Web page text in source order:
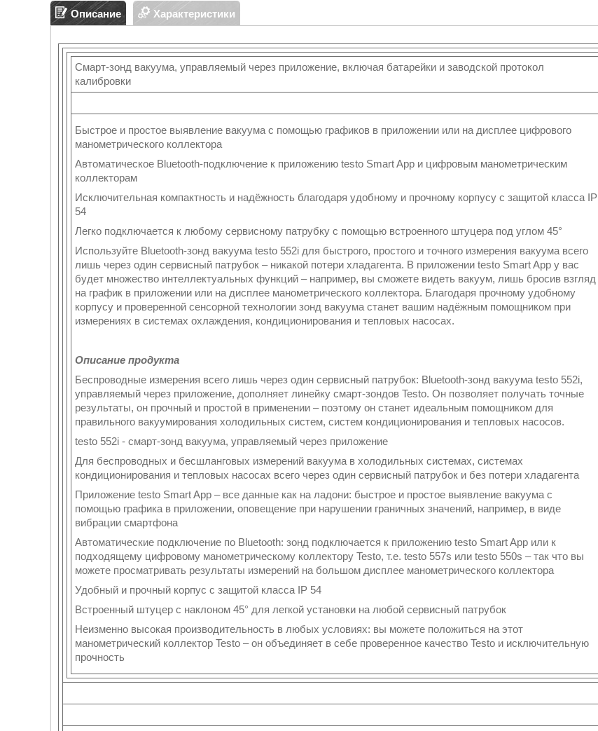
Описание Характеристики
Смарт-зонд вакуума, управляемый через приложение, включая батарейки и заводской протокол
калибровки
Быстрое и простое выявление вакуума с помощью графиков в приложении или на дисплее цифрового
манометрического коллектора
Автоматическое Bluetooth-подключение к приложению testo Smart App и цифровым манометрическим
коллекторам
Исключительная компактность и надёжность благодаря удобному и прочному корпусу с защитой класса IP
54
Легко подключается к любому сервисному патрубку с помощью встроенного штуцера под углом 45°
Используйте Bluetooth-зонд вакуума testo 552i для быстрого, простого и точного измерения вакуума всего
лишь через один сервисный патрубок – никакой потери хладагента. В приложении testo Smart App у вас
будет множество интеллектуальных функций – например, вы сможете видеть вакуум, лишь бросив взгляд
на график в приложении или на дисплее манометрического коллектора. Благодаря прочному удобному
корпусу и проверенной сенсорной технологии зонд вакуума станет вашим надёжным помощником при
измерениях в системах охлаждения, кондиционирования и тепловых насосах.
Описание продукта
Беспроводные измерения всего лишь через один сервисный патрубок: Bluetooth-зонд вакуума testo 552i,
управляемый через приложение, дополняет линейку смарт-зондов Testo. Он позволяет получать точные
результаты, он прочный и простой в применении – поэтому он станет идеальным помощником для
правильного вакуумирования холодильных систем, систем кондиционирования и тепловых насосов.
testo 552i - смарт-зонд вакуума, управляемый через приложение
Для беспроводных и бесшланговых измерений вакуума в холодильных системах, системах
кондиционирования и тепловых насосах всего через один сервисный патрубок и без потери хладагента
Приложение testo Smart App – все данные как на ладони: быстрое и простое выявление вакуума с
помощью графика в приложении, оповещение при нарушении граничных значений, например, в виде
вибрации смартфона
Автоматические подключение по Bluetooth: зонд подключается к приложению testo Smart App или к
подходящему цифровому манометрическому коллектору Testo, т.е. testo 557s или testo 550s – так что вы
можете просматривать результаты измерений на большом дисплее манометрического коллектора
Удобный и прочный корпус с защитой класса IP 54
Встроенный штуцер с наклоном 45° для легкой установки на любой сервисный патрубок
Неизменно высокая производительность в любых условиях: вы можете положиться на этот
манометрический коллектор Testo – он объединяет в себе проверенное качество Testo и исключительную
прочность